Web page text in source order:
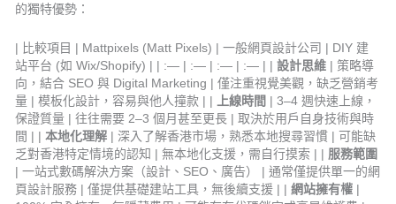
的獨特優勢：
| 比較項目 | Mattpixels (Matt Pixels) | 一般網頁設計公司 | DIY 建
站平台 (如 Wix/Shopify) | | :— | :— | :— | :— | |設計思維 | 策略導
向，結合 SEO 與 Digital Marketing | 僅注重視覺美觀，缺乏營銷考
量 | 模板化設計，容易與他人撞款 | |
上線時間 | 3–4 週快速上線，
保證質量 | 往往需要 2–3 個月甚至更長 | 取決於用戶自身技術與時
間 | |本地化理解 | 深入了解香港市場，熟悉本地搜尋習慣 | 可能缺
乏對香港特定情境的認知 | 無本地化支援，需自行摸索 | | 服務範圍
| 一站式數碼解決方案（設計、SEO、廣告） | 通常僅提供單一的網
頁設計服務 | 僅提供基礎建站工具，無後續支援 | |網站擁有權 |